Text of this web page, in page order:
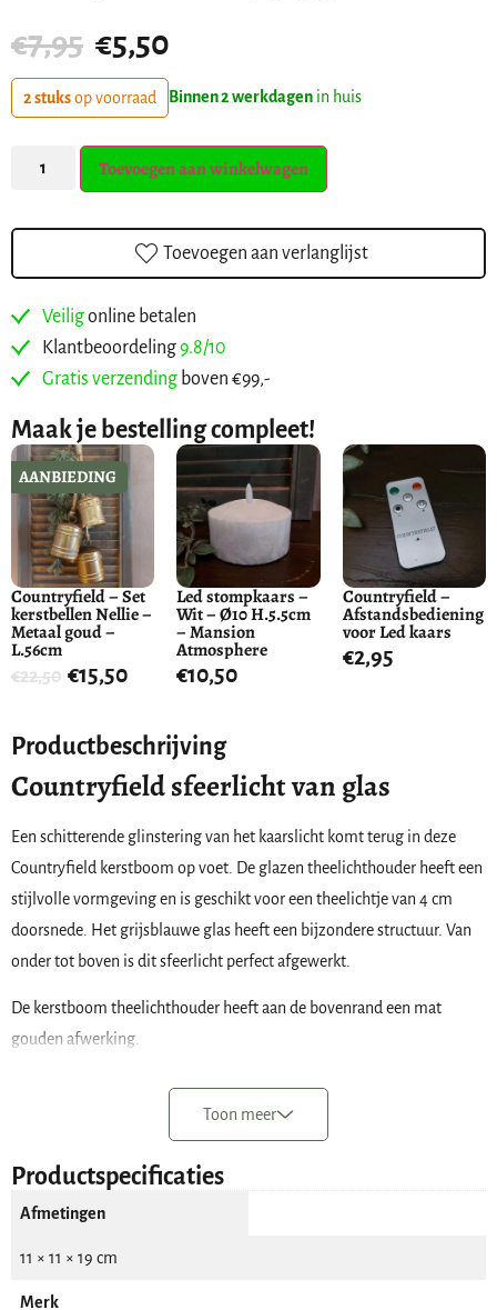
€7,95 €5,50
2 stuksop voorraad Binnen 2 werkdagen in huis
Toevoegen aan winkelwagen
Toevoegen aan verlanglijst
Veiligonline betalen
Klantbeoordeling9.8/10
Gratis verzendingboven €99,-
Productbeschrijving
Countryfield sfeerlicht van glas
Een schitterende glinstering van het kaarslicht komt terug in deze
Countryfield kerstboom op voet. De glazen theelichthouder heeft een
stijlvolle vormgeving en is geschikt voor een theelichtje van 4 cm
doorsnede. Het grijsblauwe glas heeft een bijzondere structuur. Van
onder tot boven is dit sfeerlicht perfect afgewerkt.
De kerstboom theelichthouder heeft aan de bovenrand een mat
gouden afwerking.
Het kerstboom sfeerlicht heeft de volgende kenmerken:
Merk: Countryfield
Materiaal: glas
Kleur: blauwgrijs
Hoogte: 19 cm
Doorsnede van de voet: 8 cm
Toon meer
Productspecificaties
Afmetingen
11 × 11 × 19 cm
Merk
Maak je bestelling compleet!
AANBIEDING
Countryfield – Set
kerstbellen Nellie –
Metaal goud –
L.56cm
€22,50 €15,50
Led stompkaars –
Wit – Ø10 H.5.5cm
– Mansion
Atmosphere
€10,50
Countryfield –
Afstandsbediening
voor Led kaars
€2,95